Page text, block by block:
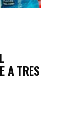
A TRES